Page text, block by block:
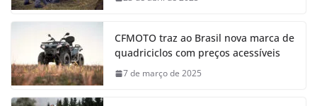
CFMOTO traz ao Brasil nova marca de
quadriciclos com preços acessíveis
7 de março de 2025